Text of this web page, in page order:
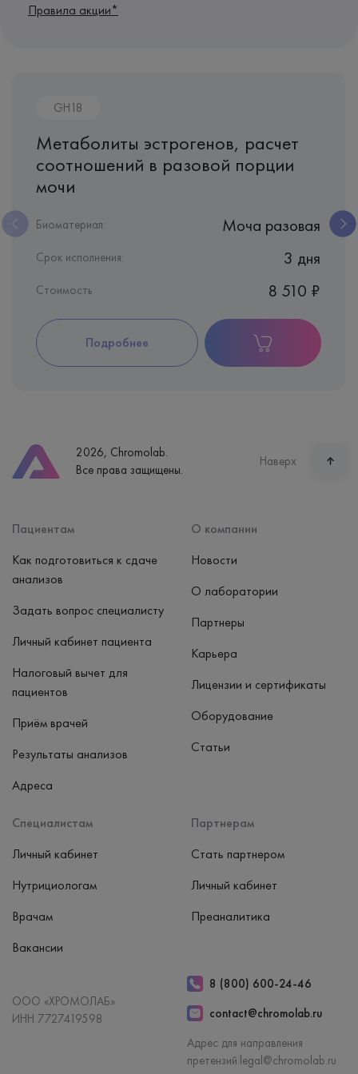
Правила акции*
GH18
Метаболиты эстрогенов, расчет
соотношений в разовой порции
мочи
Биоматериал: Моча разовая
Срок исполнения: 3 дня
Стоимость 8 510 ₽
Подробнее
2026, Chromolab.
Все права защищены.
Наверх
Пациентам
Как подготовиться к сдаче
анализов
Задать вопрос специалисту
Личный кабинет пациента
Налоговый вычет для
пациентов
Приём врачей
Результаты анализов
Адреса
Специалистам
Личный кабинет
Нутрициологам
Врачам
Вакансии
Партнерам
Стать партнером
Личный кабинет
Преаналитика
О компании
Новости
О лаборатории
Партнеры
Карьера
Лицензии и сертификаты
Оборудование
Статьи
ООО «ХРОМОЛАБ»
ИНН 7727419598
8 (800) 600-24-46
contact@chromolab.ru
Адрес для направления
претензий:legal@chromolab.ru